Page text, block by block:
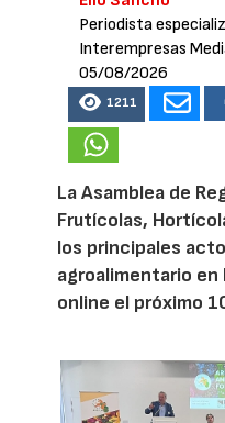
Periodista
Interempresas
05/08/2026
1211
La Asamblea de
Frutícolas,
los principales
agroalimentario
online el próximo